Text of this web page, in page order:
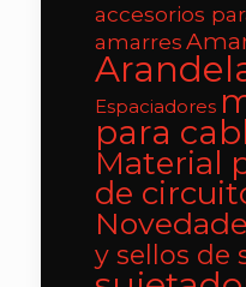
accesorios
amarres
Espaciadores
para
Material
de
y sellos de